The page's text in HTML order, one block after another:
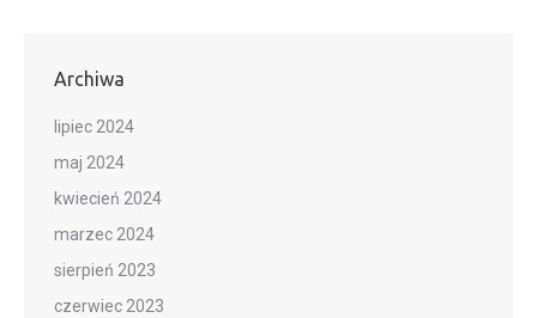
Archiwa
lipiec 2024
maj 2024
kwiecień 2024
marzec 2024
sierpień 2023
czerwiec 2023